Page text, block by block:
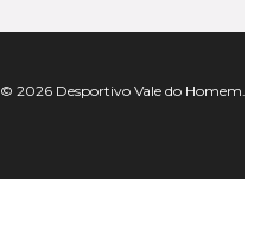
© 2026 Desportivo Vale do Homem.